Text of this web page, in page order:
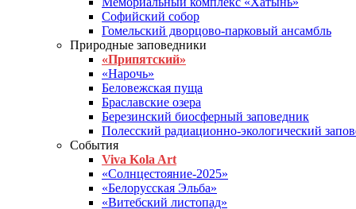
Софийский собор
Гомельский дворцово-парковый ансамбль
Природные заповедники
«Припятский»
«Нарочь»
Беловежская пуща
Браславские озера
Березинский биосферный заповедник
Полесский радиационно-экологический
События
Viva Kola Art
«Солнцестояние-2025»
«Белорусская Эльба»
«Витебский листопад»